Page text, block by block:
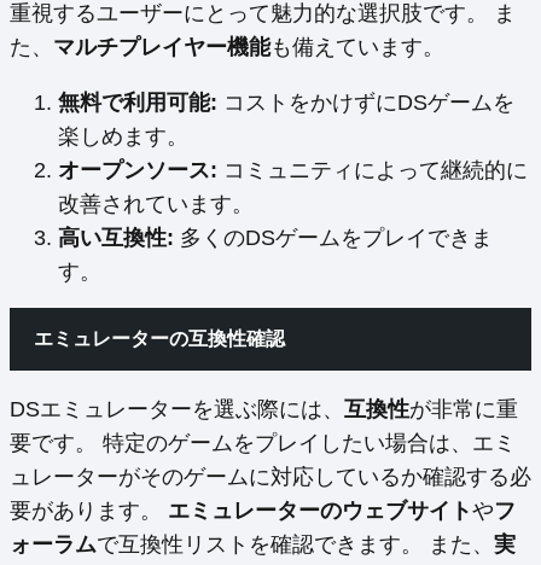
重視するユーザーにとって魅力的な選択肢です。 ま
た、 マルチプレイヤー機能も備えています。
無料で利用可能: コストをかけずにDSゲームを
楽しめます。
オープンソース: コミュニティによって継続的に
改善されています。
高い互換性: 多くのDSゲームをプレイできま
す。
エミュレーターの互換性確認
DSエミュレーターを選ぶ際には、 互換性が非常に重
要です。 特定のゲームをプレイしたい場合は、エミ
ュレーターがそのゲームに対応しているか確認する必
要があります。 エミュレーターのウェブサイトやフ
ォーラムで互換性リストを確認できます。 また、 実